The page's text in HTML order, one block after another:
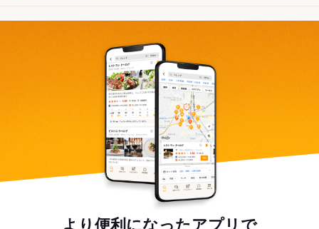
より便利になったアプリで